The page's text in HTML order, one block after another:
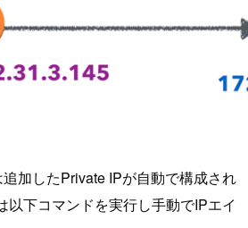
加したPrivate IPが自動で構成され
以下コマンドを実行し手動でIPエイ